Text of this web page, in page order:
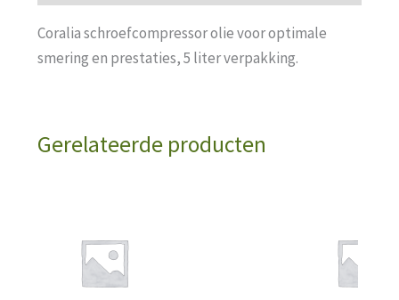
Coralia schroefcompressor olie voor optimale
smering en prestaties, 5 liter verpakking.
Gerelateerde producten